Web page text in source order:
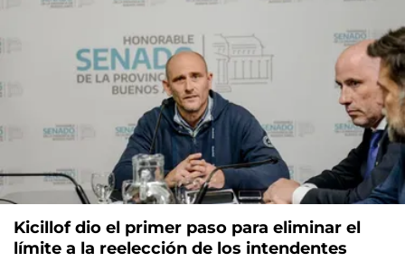
Kicillof dio el primer paso para eliminar el
límite a la reelección de los intendentes